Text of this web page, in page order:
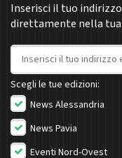
Inserisci il tuo
direttamente nella
Indirizzo email
Scegli le tue edizioni:
News Alessandria
News Pavia
Eventi Nord-Ovest